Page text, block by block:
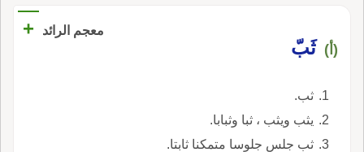
معجم الرائد +
(أ) ثَبّ
ثب.
يثب ويثب ، ثبا وثبابا.
ثب جلس جلوسا متمكنا ثابتا.